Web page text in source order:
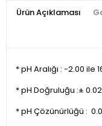
Ürün Açıklaması
* pH Aralığı : -2.00 ile
* pH Doğruluğu :±
* pH Çözünürlüğü :